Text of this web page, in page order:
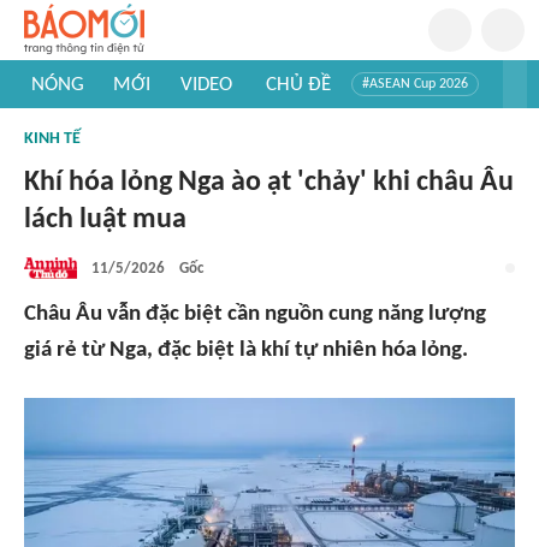
NÓNG MỚI VIDEO CHỦ ĐỀ #ASEAN Cup 2026
#Khám phá thế giới
KINH TẾ
Khí hóa lỏng Nga ào ạt 'chảy' khi châu Âu
lách luật mua
11/5/2026 Gốc
Châu Âu vẫn đặc biệt cần nguồn cung năng lượng
giá rẻ từ Nga, đặc biệt là khí tự nhiên hóa lỏng.